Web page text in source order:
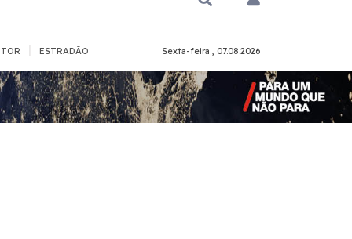
QUÊ? PCD
Todos
ESTRADÃO Sexta-feira , 07.08.2026